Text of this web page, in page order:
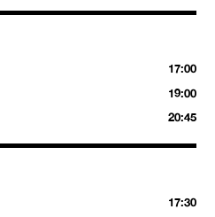
17:00
19:00
20:45
17:30